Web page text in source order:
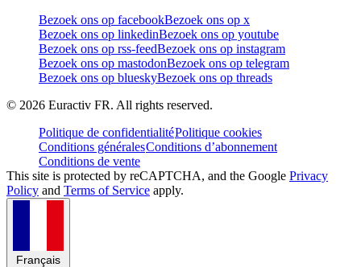
Bezoek ons op facebookBezoek ons op x
Bezoek ons op linkedinBezoek ons op youtube
Bezoek ons op rss-feedBezoek ons op instagram
Bezoek ons op mastodonBezoek ons op telegram
Bezoek ons op blueskyBezoek ons op threads
© 2026 Euractiv FR. All rights reserved.
Politique de confidentialitéPolitique cookies
Conditions généralesConditions d’abonnement
Conditions de vente
This site is protected by reCAPTCHA, and the Google Privacy
Policy and Terms of Service apply.
Français